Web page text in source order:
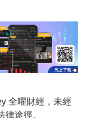
全曜財經，未經
途徑。